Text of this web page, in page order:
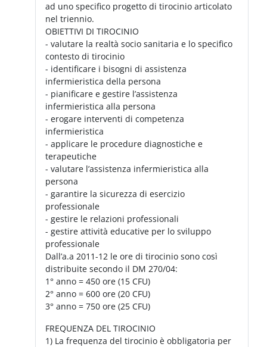
ad uno specifico progetto di tirocinio articolato
nel triennio.
OBIETTIVI DI TIROCINIO
- valutare la realtà socio sanitaria e lo specifico
contesto di tirocinio
- identificare i bisogni di assistenza
infermieristica della persona
- pianificare e gestire l’assistenza
infermieristica alla persona
- erogare interventi di competenza
infermieristica
- applicare le procedure diagnostiche e
terapeutiche
- valutare l’assistenza infermieristica alla
persona
- garantire la sicurezza di esercizio
professionale
- gestire le relazioni professionali
- gestire attività educative per lo sviluppo
professionale
Dall’a.a 2011-12 le ore di tirocinio sono così
distribuite secondo il DM 270/04:
1° anno = 450 ore (15 CFU)
2° anno = 600 ore (20 CFU)
3° anno = 750 ore (25 CFU)
FREQUENZA DEL TIROCINIO
1) La frequenza del tirocinio è obbligatoria per